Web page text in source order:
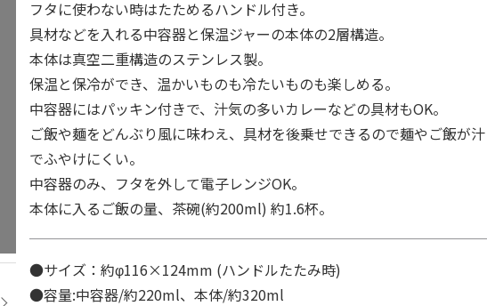
フタに使わない時はたためるハンドル付き。
具材などを入れる中容器と保温ジャーの本体の2層構造。
本体は真空二重構造のステンレス製。
保温と保冷ができ、温かいものも冷たいものも楽しめる。
中容器にはパッキン付きで、汁気の多いカレーなどの具材もOK。
ご飯や麺をどんぶり風に味わえ、具材を後乗せできるので麺やご飯が汁
でふやけにくい。
中容器のみ、フタを外して電子レンジOK。
本体に入るご飯の量、茶碗(約200ml) 約1.6杯。
●サイズ：約φ116×124mm (ハンドルたたみ時)
●容量:中容器/約220ml、本体/約320ml